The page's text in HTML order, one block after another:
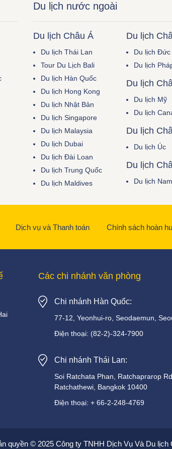
Du lịch nước ngoài
Du lịch Châu Á
Du lịch Thái Lan
Tour Du Lịch Bali
Du lịch Hàn Quốc
Du lịch Hong Kong
Du lịch Nhật Bản
Du lịch Singapore
Du lịch Malaysia
Du lịch Dubai
Du lịch Đài Loan
Du lịch Trung Quốc
Du lịch Maldives
Du lịch
Du lịch Đức
Du lịch
Du lịch
Du lịch Mỹ
Du lịch
Du lịch
Du lịch Úc
Du lịch
Du lịch
Dịch vụ và Thanh toán Chính sách hoàn
Các chi nhánh văn phòng
Chi nhánh Hàn Quốc:
77-12, Yeonhui-ro, Seodaemun,
Điện thoại: (82-2)-324-7900
Chi nhánh Thái Lan:
Soi Ratchata Phan, Ratchaprarop Rd.,
Ratchathewi, Bangkok 10400
Điện thoại: + 66-2-248-4769
quyền © 2025 Công ty TNHH Dịch Vụ Và Du lịch